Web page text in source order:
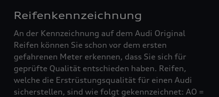
Reifenkennzeichnung
An der Kennzeichnung auf dem Audi Original
Reifen können Sie schon vor dem ersten
gefahrenen Meter erkennen, dass Sie sich für
geprüfte Qualität entschieden haben. Reifen,
welche die Erstrüstungsqualität für einen Audi
sicherstellen, sind wie folgt gekennzeichnet: AO =